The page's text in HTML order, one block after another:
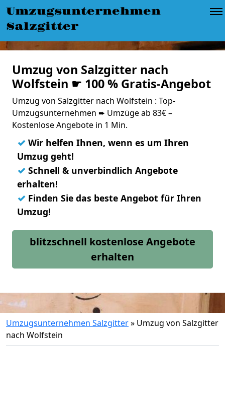
Umzugsunternehmen
Salzgitter
Umzug von Salzgitter nach
Wolfstein ☛ 100 % Gratis-Angebot
Umzug von Salzgitter nach Wolfstein : Top-
Umzugsunternehmen ➨ Umzüge ab 83€ –
Kostenlose Angebote in 1 Min.
✓ Wir helfen Ihnen, wenn es um Ihren
Umzug geht!
✓ Schnell & unverbindlich Angebote
erhalten!
✓ Finden Sie das beste Angebot für Ihren
Umzug!
blitzschnell kostenlose Angebote
erhalten
Umzugsunternehmen Salzgitter» Umzug von Salzgitter
nach Wolfstein